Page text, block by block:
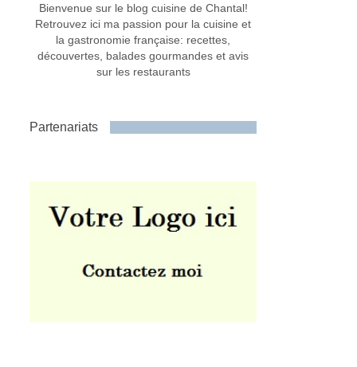
Bienvenue sur le blog cuisine de Chantal!
Retrouvez ici ma passion pour la cuisine et
la gastronomie française: recettes,
découvertes, balades gourmandes et avis
sur les restaurants
Partenariats